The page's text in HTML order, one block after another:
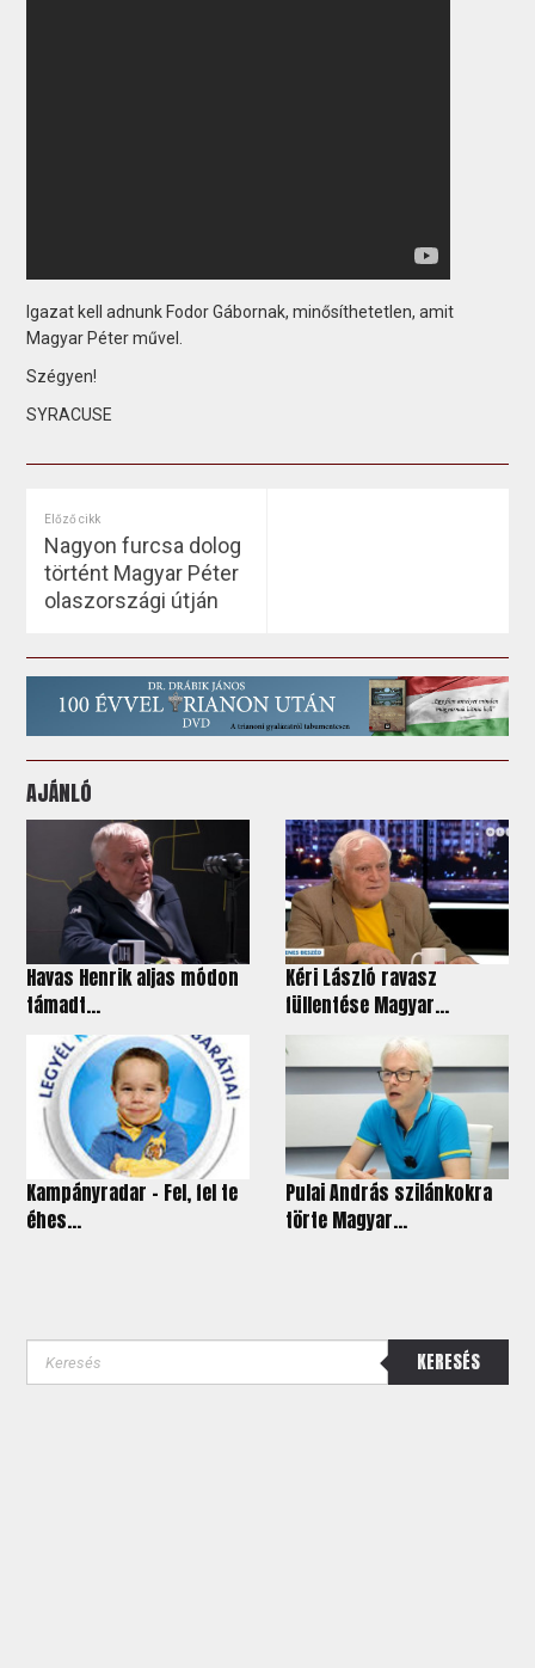
Igazat kell adnunk Fodor Gábornak, minősíthetetlen, amit
Magyar Péter művel.
Szégyen!
SYRACUSE
Előző cikk
Nagyon furcsa dolog
történt Magyar Péter
olaszországi útján
AJÁNLÓ
Havas Henrik aljas módon
támadt...
Kéri László ravasz
füllentése Magyar...
Kampányradar - Fel, fel te
éhes...
Pulai András szilánkokra
törte Magyar...
KERESÉS